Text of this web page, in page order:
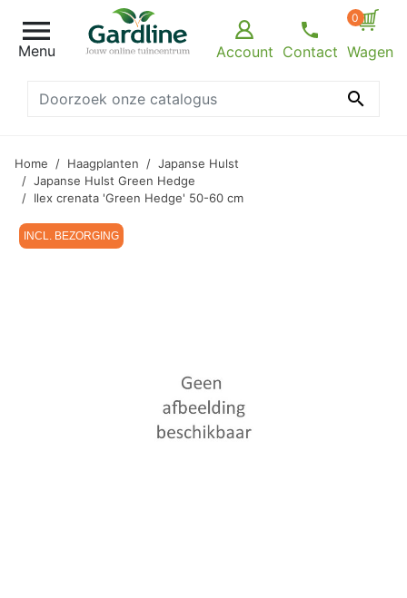

Menu Account Contact
0
Wagen

Home Haagplanten
Japanse Hulst
Japanse Hulst Green Hedge
Ilex crenata 'Green Hedge' 50-60 cm
INCL. BEZORGING